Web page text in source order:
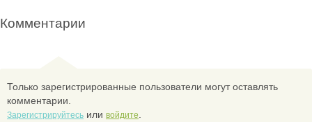
Комментарии
Только зарегистрированные пользователи могут оставлять
комментарии.
Зарегистрируйтесь или войдите